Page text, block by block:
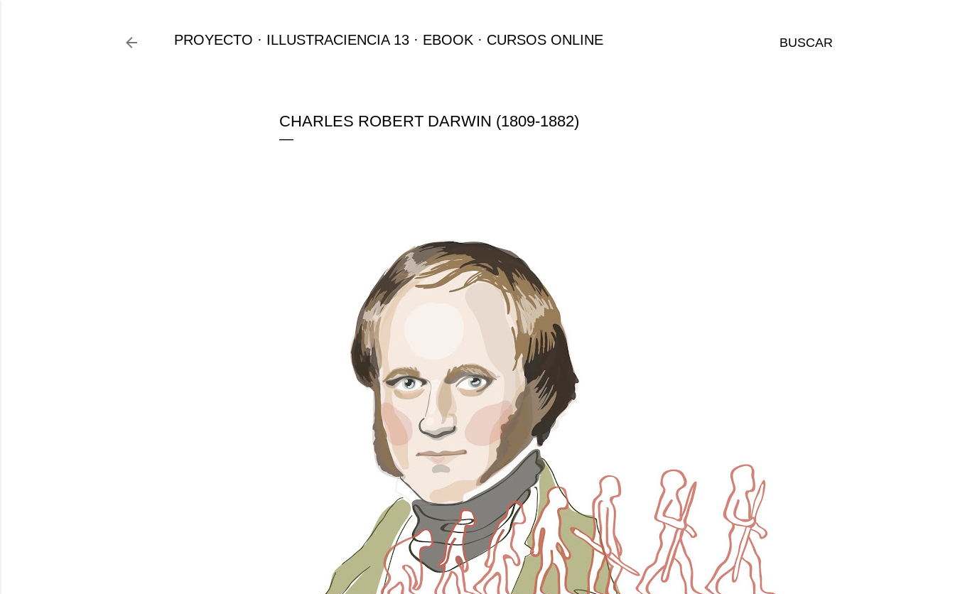
BUSCAR
PROYECTO ILLUSTRACIENCIA 13 EBOOK CURSOS ONLINE
CHARLES ROBERT DARWIN (1809-1882)